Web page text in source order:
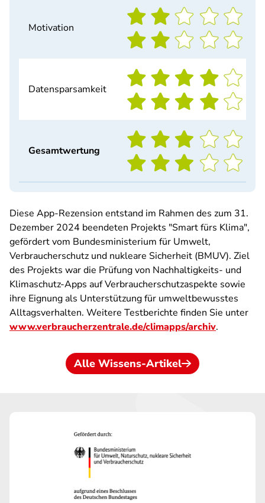
Motivation
Datensparsamkeit
Gesamtwertung
Diese App-Rezension entstand im Rahmen des zum 31.
Dezember 2024 beendeten Projekts "Smart fürs Klima",
gefördert vom Bundesministerium für Umwelt,
Verbraucherschutz und nukleare Sicherheit (BMUV). Ziel
des Projekts war die Prüfung von Nachhaltigkeits- und
Klimaschutz-Apps auf Verbraucherschutzaspekte sowie
ihre Eignung als Unterstützung für umweltbewusstes
Alltagsverhalten. Weitere Testberichte finden Sie unter
www.verbraucherzentrale.de/climapps/archiv.
Alle Wissens-Artikel